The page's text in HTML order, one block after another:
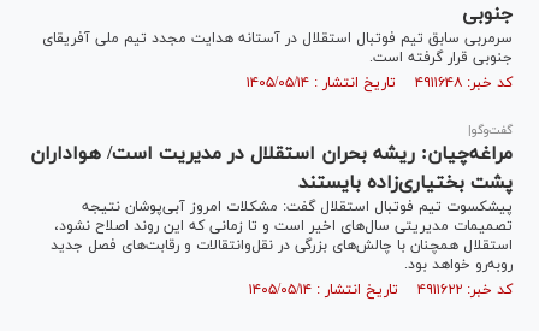
جنوبی
سرمربی سابق تیم فوتبال استقلال در آستانه هدایت مجدد تیم ملی آفریقای
جنوبی قرار گرفته است.
کد خبر: ۴۹۱۱۶۴۸ تاریخ انتشار : ۱۴۰۵/۰۵/۱۴
گفت‌و‌گو|
مراغه‌چیان: ریشه بحران استقلال در مدیریت است/ هواداران
پشت بختیاری‌زاده بایستند
پیشکسوت تیم فوتبال استقلال گفت: مشکلات امروز آبی‌پوشان نتیجه
تصمیمات مدیریتی سال‌های اخیر است و تا زمانی که این روند اصلاح نشود،
استقلال همچنان با چالش‌های بزرگی در نقل‌وانتقالات و رقابت‌های فصل جدید
روبه‌رو خواهد بود.
کد خبر: ۴۹۱۱۶۲۲ تاریخ انتشار : ۱۴۰۵/۰۵/۱۴